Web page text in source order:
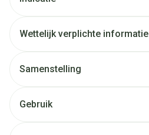
Wettelijk verplichte informatie
Samenstelling
Gebruik